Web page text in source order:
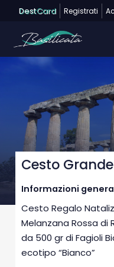
DestCard Registrati
Cesto
Informazioni
Cesto Regalo
Melanzana Rossa di
da 500 gr di Fagioli
ecotipo “Bianco”